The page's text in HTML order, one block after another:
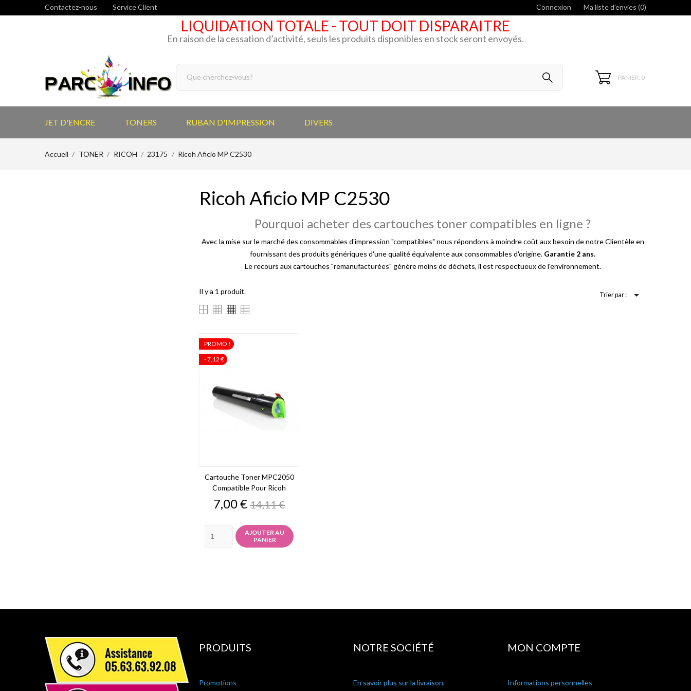
Contactez-nous Service Client Connexion Ma liste d'envies (0)
LIQUIDATION TOTALE - TOUT DOIT DISPARAITRE
En raison de la cessation d’activité, seuls les produits disponibles en stock seront envoyés.
PANIER: 0
JET D'ENCRE TONERS RUBAN D'IMPRESSION DIVERS
Accueil TONER RICOH 23175 Ricoh Aficio MP C2530
Ricoh Aficio MP C2530
Pourquoi acheter des cartouches toner compatibles en ligne ?
Avec la mise sur le marché des consommables d'impression "compatibles" nous répondons à moindre coût aux besoin de notre Clientèle en
fournissant des produits génériques d'une qualité équivalente aux consommables d'origine. Garantie 2 ans.
Le recours aux cartouches "remanufacturées" génère moins de déchets, il est respectueux de l'environnement.
Il y a 1 produit. Trier par : 
Cartouche Toner MPC2050
Compatible Pour Ricoh
Prix
7,00 €Prix
de
base
14,11 €
AJOUTER AU
PANIER
PROMO !
- 7,12 €
PRODUITS
Promotions
NOTRE SOCIÉTÉ
En savoir plus sur la livraison.
MON COMPTE
Informations personnelles